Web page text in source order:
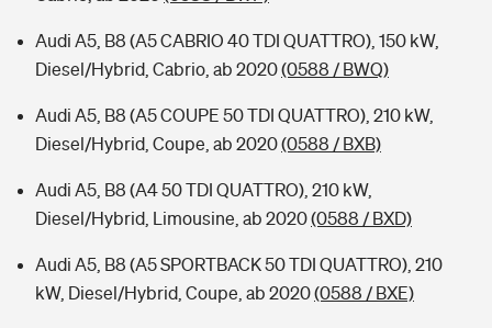
Audi A5, B8 (A5 CABRIO 40 TDI QUATTRO), 150 kW,
Diesel/Hybrid, Cabrio, ab 2020(0588 / BWQ)
Audi A5, B8 (A5 COUPE 50 TDI QUATTRO), 210 kW,
Diesel/Hybrid, Coupe, ab 2020(0588 / BXB)
Audi A5, B8 (A4 50 TDI QUATTRO), 210 kW,
Diesel/Hybrid, Limousine, ab 2020(0588 / BXD)
Audi A5, B8 (A5 SPORTBACK 50 TDI QUATTRO), 210
kW, Diesel/Hybrid, Coupe, ab 2020(0588 / BXE)